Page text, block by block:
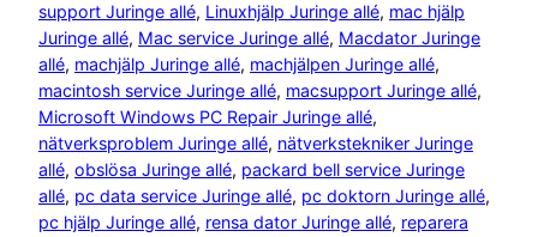
support Juringe allé, Linuxhjälp Juringe allé, mac hjälp
Juringe allé, Mac service Juringe allé, Macdator Juringe
allé, machjälp Juringe allé, machjälpen Juringe allé
macintosh service Juringe allé, macsupport Juringe allé
Microsoft Windows PC Repair Juringe allé
nätverksproblem Juringe allé, nätverkstekniker Juringe
allé, obslösa Juringe allé, packard bell service Juringe
allé, pc data service Juringe allé, pc doktorn Juringe allé
pc hjälp Juringe allé, rensa dator Juringe allé, reparera